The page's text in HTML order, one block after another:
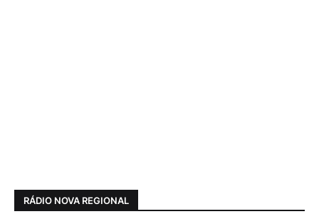
RÁDIO NOVA REGIONAL